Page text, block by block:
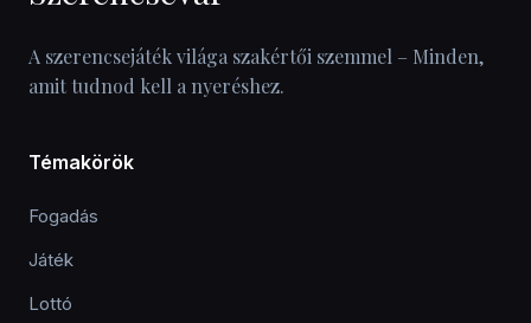
A szerencsejáték világa szakértői szemmel – Minden,
amit tudnod kell a nyeréshez.
Témakörök
Fogadás
Játék
Lottó